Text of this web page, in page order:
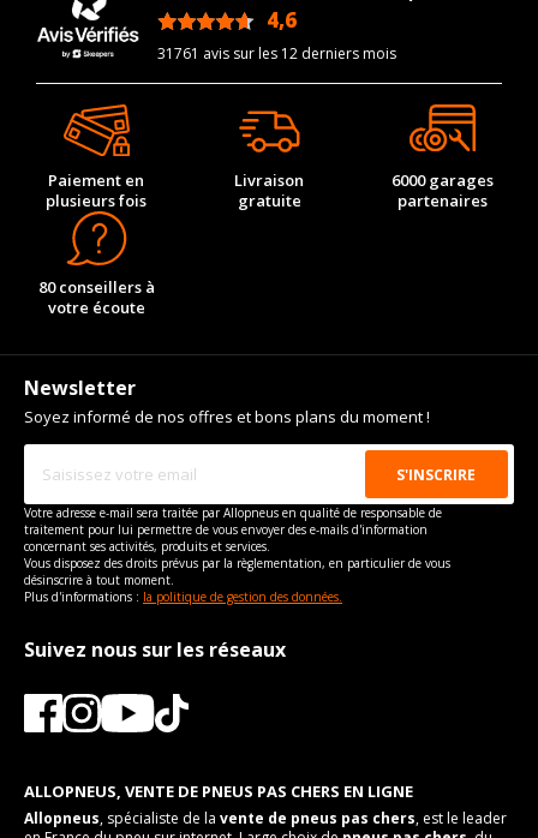
4,6
31761 avis sur les 12 derniers mois
Paiement en
plusieurs fois
Livraison
gratuite
6000 garages
partenaires
80 conseillers à
votre écoute
Newsletter
Soyez informé de nos offres et bons plans du moment !
Votre adresse e-mail sera traitée par Allopneus en qualité de responsable de
traitement pour lui permettre de vous envoyer des e-mails d'information
concernant ses activités, produits et services.
Vous disposez des droits prévus par la règlementation, en particulier de vous
désinscrire à tout moment.
Plus d'informations : la politique de gestion des données.
Suivez nous sur les réseaux
ALLOPNEUS, VENTE DE PNEUS PAS CHERS EN LIGNE
Allopneus, spécialiste de la vente de pneus pas chers, est le leader